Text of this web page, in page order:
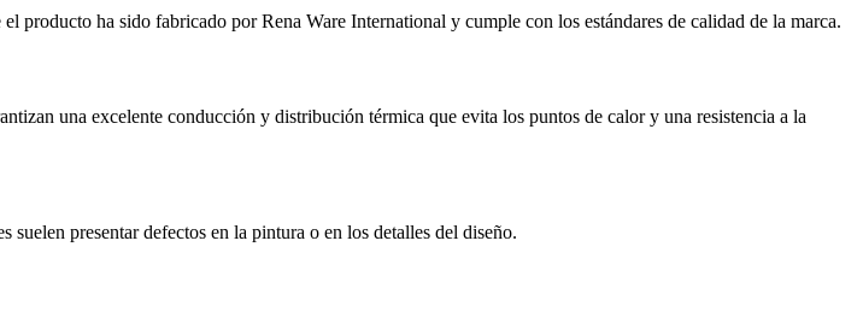
producto ha sido fabricado por Rena Ware International y cumple con los estándares de calidad de la marca.
una excelente conducción y distribución térmica que evita los puntos de calor y una resistencia a la
presentar defectos en la pintura o en los detalles del diseño.